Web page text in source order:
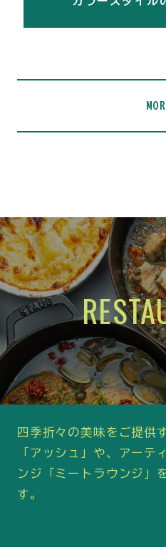
四季折々の美味をご提供
「アッシュ」や、アーテ
ンジ「ミートラウンジ」
す。